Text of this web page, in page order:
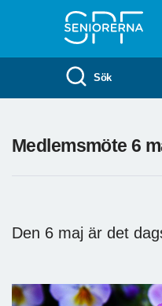
Sök
Medlemsmöte 6
Den 6 maj är det